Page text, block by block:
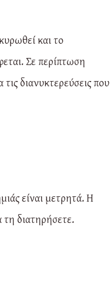
και το
Σε περίπτωση
διανυκτερεύσεις που
είναι μετρητά. Η
διατηρήσετε.